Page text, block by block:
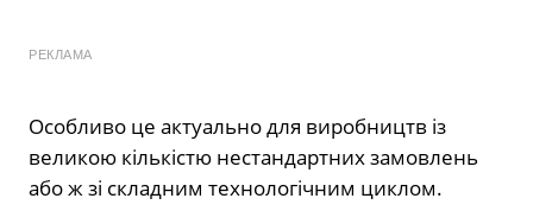
РЕКЛАМА
Особливо це актуально для виробництв із
великою кількістю нестандартних замовлень
або ж зі складним технологічним циклом.